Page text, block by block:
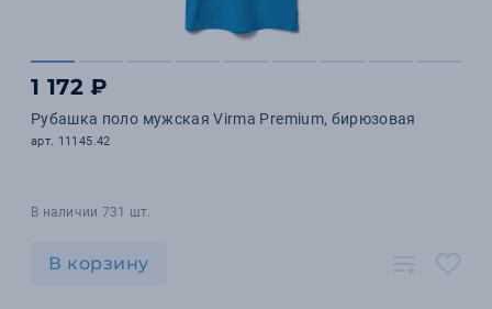
1 172 ₽
Рубашка поло мужская Virma Premium, бирюзовая
арт. 11145.42
В наличии 731 шт.
В корзину